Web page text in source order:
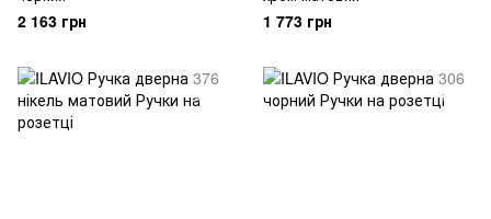
2 163 грн 1 773 грн